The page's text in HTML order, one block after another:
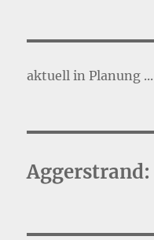
aktuell in Planung ...
Aggerstrand: